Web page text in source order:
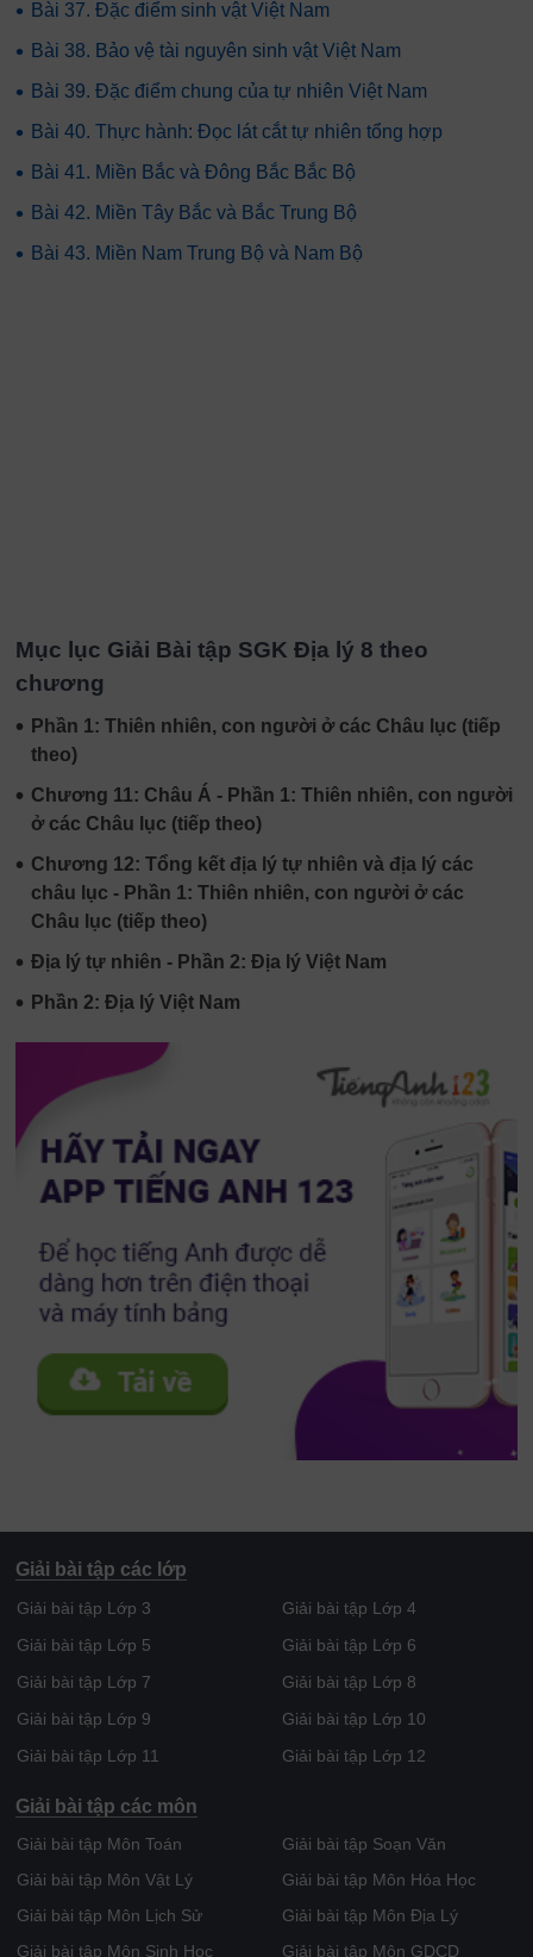
• Bài 37. Đặc điểm sinh vật Việt Nam
• Bài 38. Bảo vệ tài nguyên sinh vật Việt Nam
• Bài 39. Đặc điểm chung của tự nhiên Việt Nam
• Bài 40. Thực hành: Đọc lát cắt tự nhiên tổng hợp
• Bài 41. Miền Bắc và Đông Bắc Bắc Bộ
• Bài 42. Miền Tây Bắc và Bắc Trung Bộ
• Bài 43. Miền Nam Trung Bộ và Nam Bộ
Mục lục Giải Bài tập SGK Địa lý 8 theo
chương
• Phần 1: Thiên nhiên, con người ở các Châu lục (tiếp
theo)
• Chương 11: Châu Á - Phần 1: Thiên nhiên, con người
ở các Châu lục (tiếp theo)
• Chương 12: Tổng kết địa lý tự nhiên và địa lý các
châu lục - Phần 1: Thiên nhiên, con người ở các
Châu lục (tiếp theo)
• Địa lý tự nhiên - Phần 2: Địa lý Việt Nam
• Phần 2: Địa lý Việt Nam
Giải bài tập các lớp
Giải bài tập Lớp 3
Giải bài tập Lớp 4
Giải bài tập Lớp 5
Giải bài tập Lớp 6
Giải bài tập Lớp 7
Giải bài tập Lớp 8
Giải bài tập Lớp 9
Giải bài tập Lớp 10
Giải bài tập Lớp 11
Giải bài tập Lớp 12
Giải bài tập các môn
Giải bài tập Môn Toán
Giải bài tập Soạn Văn
Giải bài tập Môn Vật Lý
Giải bài tập Môn Hóa Học
Giải bài tập Môn Lịch Sử
Giải bài tập Môn Địa Lý
Giải bài tập Môn Sinh Học
Giải bài tập Môn GDCD